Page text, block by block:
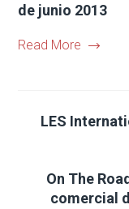
de junio 2013
Read More
LES
On The
comercial